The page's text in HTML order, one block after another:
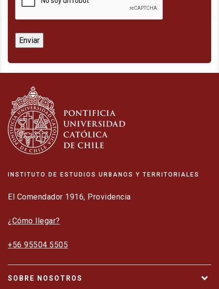
INSTITUTO DE ESTUDIOS URBANOS Y TERRITORIALES
El Comendador 1916, Providencia
¿Cómo llegar?
+56 95504 5505
SOBRE NOSOTROS